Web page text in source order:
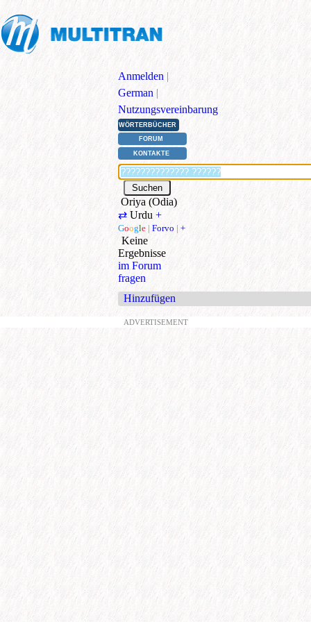
Anmelden |
German |
Nutzungsvereinbarung
WÖRTERBÜCHER
FORUM
KONTAKTE
Oriya (Odia)
⇄ Urdu +
Google | Forvo | +
Keine
Ergebnisse
im Forum
fragen
Hinzufügen
ADVERTISEMENT